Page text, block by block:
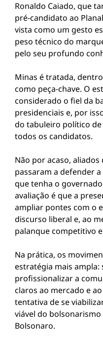
Ronaldo Caiado, que
pré-candidato ao
vista como um gesto
peso técnico do
pelo seu profundo
Minas é tratada,
como peça-chave. O
considerado o fiel da
presidenciais e, por
do tabuleiro político
todos os candidatos.
Não por acaso,
passaram a defender
que tenha o
avaliação é que a
ampliar pontes com o
discurso liberal e, ao
palanque competitivo
Na prática, os
estratégia mais ampla:
profissionalizar a
claros ao mercado e
tentativa de se
viável do
Bolsonaro.